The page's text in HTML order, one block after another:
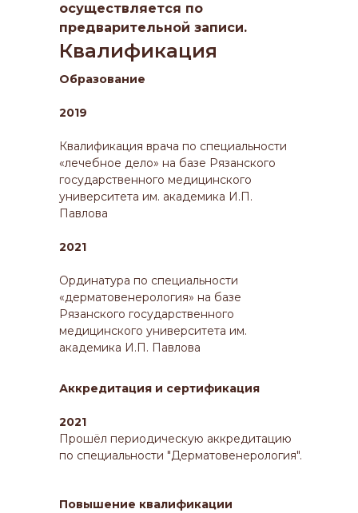
осуществляется по
предварительной записи.
Повышение квалификации
Квалификация
Образование
2019
Квалификация врача по специальности
«лечебное дело» на базе Рязанского
государственного медицинского
университета им. академика И.П.
Павлова
2021
Ординатура по специальности
«дерматовенерология» на базе
Рязанского государственного
медицинского университета им.
академика И.П. Павлова
Аккредитация и сертификация
2021
Прошёл периодическую аккредитацию
по специальности "Дерматовенерология".